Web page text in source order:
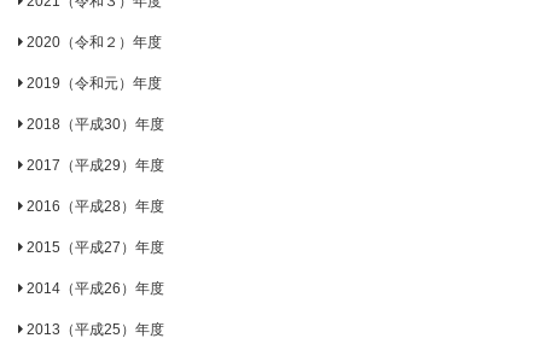
2020（令和２）年度
2019（令和元）年度
2018（平成30）年度
2017（平成29）年度
2016（平成28）年度
2015（平成27）年度
2014（平成26）年度
2013（平成25）年度